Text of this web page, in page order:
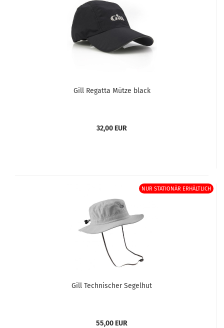
Gill Regatta Mütze black
32,00 EUR
NUR STATIONÄR ERHÄLTLICH
Gill Technischer Segelhut
55,00 EUR